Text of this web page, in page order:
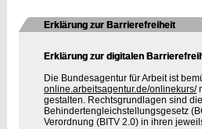
Erklärung zur Barrierefreiheit
Erklärung zur digitalen
Die Bundesagentur für Arbeit ist
online.arbeitsagentur.de/onlinekurs/
gestalten. Rechtsgrundlagen sind
Behindertengleichstellungsgesetz
Verordnung (BITV 2.0) in ihren